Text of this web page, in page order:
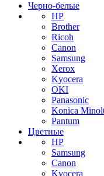
Черно-белые
HP
Brother
Ricoh
Canon
Samsung
Xerox
Kyocera
OKI
Panasonic
Konica
Pantum
Цветные
HP
Samsung
Canon
Kyocera